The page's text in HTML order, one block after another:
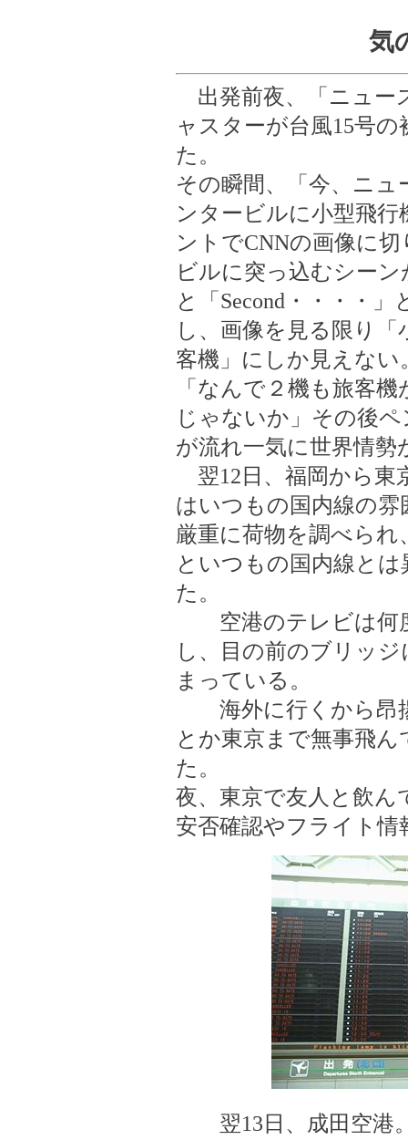
気
出発前夜、「ニュー
ャスターが台風15号
た。
その瞬間、「今、ニ
ンタービルに小型飛
ントでCNNの画像に
ビルに突っ込むシー
と「Second・・・・
し、画像を見る限り
客機」にしか見えない
「なんで２機も旅客
じゃないか」その後
が流れ一気に世界情
翌12日、福岡から東
はいつもの国内線の
厳重に荷物を調べら
といつもの国内線と
た。
空港のテレビは何
し、目の前のブリッ
まっている。
海外に行くから昂
とか東京まで無事飛
た。
夜、東京で友人と飲ん
安否確認やフライト
翌13日、成田空港